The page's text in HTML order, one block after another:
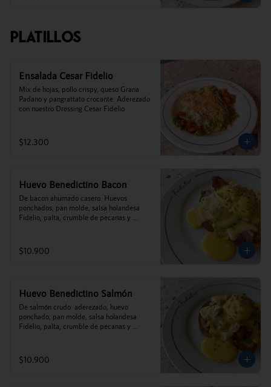
Platillos
Ensalada Cesar Fidelio
Mix de hojas, pollo crispy, queso Grana
Padano y pangrattato crocante. Aderezado
con nuestro Dressing Cesar Fidelio
$12.300
Huevo Benedictino Bacon
De bacon ahumado casero. Huevos
ponchados, pan molde, salsa holandesa
Fidelio, palta, crumble de pecanas y
$10.900
Huevo Benedictino Salmón
De salmón crudo  aderezado, huevo
ponchado, pan molde, salsa holandesa
Fidelio, palta, crumble de pecanas y
$10.900